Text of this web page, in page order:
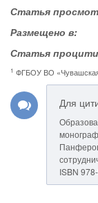
Статья
Размещено в:
Статья
1 ФГБОУ ВО «Чувашская
Для
ISBN